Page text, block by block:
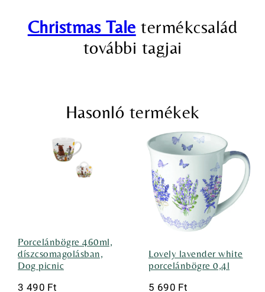
Christmas Tale termékcsalád
további tagjai
Hasonló termékek
Porcelánbögre 460ml,
díszcsomagolásban,
Dog picnic
3 490 Ft
Lovely lavender white
porcelánbögre 0,4l
5 690 Ft